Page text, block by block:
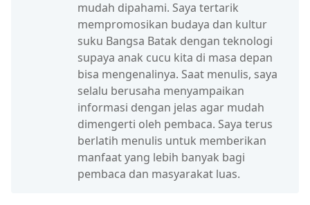
mudah dipahami. Saya tertarik
mempromosikan budaya dan kultur
suku Bangsa Batak dengan teknologi
supaya anak cucu kita di masa depan
bisa mengenalinya. Saat menulis, saya
selalu berusaha menyampaikan
informasi dengan jelas agar mudah
dimengerti oleh pembaca. Saya terus
berlatih menulis untuk memberikan
manfaat yang lebih banyak bagi
pembaca dan masyarakat luas.